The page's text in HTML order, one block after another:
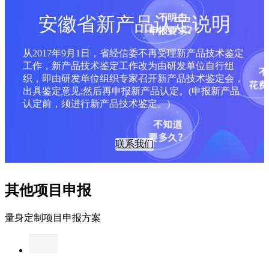
安徽省新产品认定说明
从2017年9月1日，省经信委不再受理新产品技术鉴定
工作，新产品技术鉴定工作改为由研发单位自行组
织，即由研发单位组织专家召开新产品技术鉴定会，
出具鉴定意见;然后再申报新产品认定。(申报新产品
认定前，须进行新产品技术鉴定。)
联系我们
其他项目申报
量身定制项目申报方案